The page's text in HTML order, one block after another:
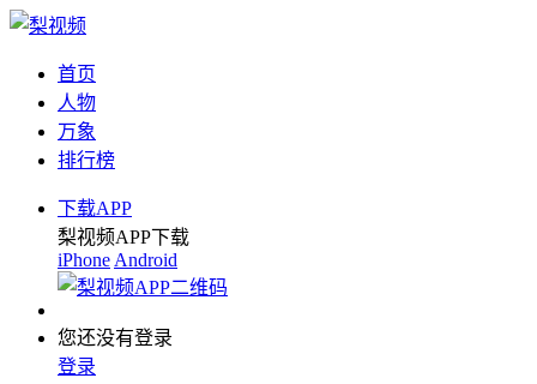
首页
人物
万象
排行榜
下载APP
梨视频APP下载
iPhone Android
您还没有登录
登录